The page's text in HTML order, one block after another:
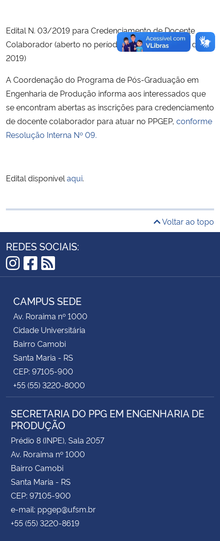
Planalto
Edital N. 03/2019 para Credenciamento de Docente
Colaborador (aberto no período de 01 a 19 de abril de
2019)
A Coordenação do Programa de Pós-Graduação em
Engenharia de Produção informa aos interessados que
se encontram abertas as inscrições para credenciamento
de docente colaborador para atuar no PPGEP, conforme
Resolução Interna Nº 09.
Edital disponível aqui.
Voltar ao topo
REDES SOCIAIS:
Instagram
Facebook
RSS
CAMPUS SEDE
Av. Roraima nº 1000
Cidade Universitária
Bairro Camobi
Santa Maria - RS
CEP: 97105-900
+55 (55) 3220-8000
SECRETARIA DO PPG EM ENGENHARIA DE
PRODUÇÃO
Prédio 8 (INPE), Sala 2057
Av. Roraima nº 1000
Bairro Camobi
Santa Maria - RS
CEP: 97105-900
e-mail: ppgep@ufsm.br
+55 (55) 3220-8619